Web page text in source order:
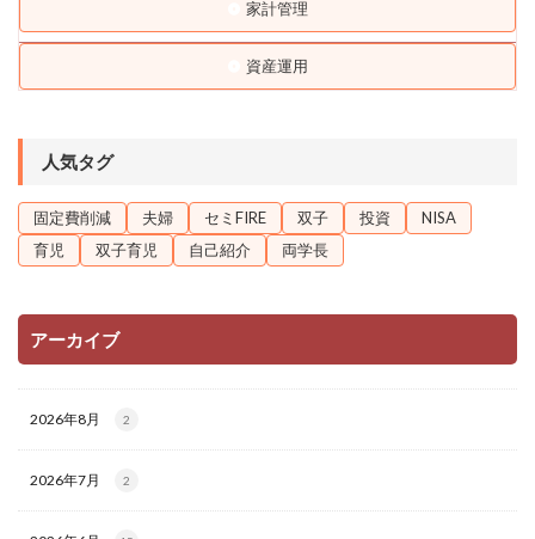
家計管理
資産運用
人気タグ
固定費削減 夫婦 セミFIRE 双子 投資
NISA
育児
双子育児 自己紹介 両学長
アーカイブ
2026年8月 2
2026年7月 2